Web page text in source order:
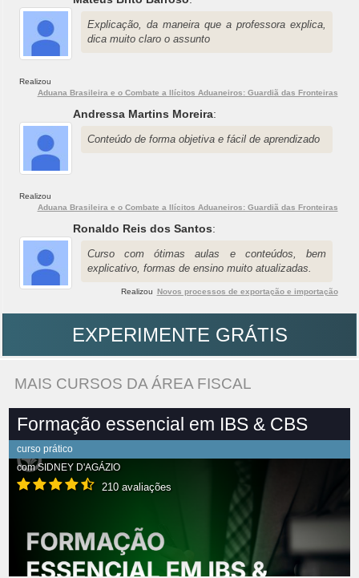
Explicação, da maneira que a professora explica,
dica muito claro o assunto
Realizou
Aduana Brasileira e o Combate a Ilícitos Aduaneiros: Guardiã das Fronteiras
Andressa Martins Moreira:
Conteúdo de forma objetiva e fácil de aprendizado
Realizou
Aduana Brasileira e o Combate a Ilícitos Aduaneiros: Guardiã das Fronteiras
Ronaldo Reis dos Santos:
Curso com ótimas aulas e conteúdos, bem
explicativo, formas de ensino muito atualizadas.
Realizou Novos processos de exportação e importação
EXPERIMENTE GRÁTIS
MAIS CURSOS DA ÁREA FISCAL
Formação essencial em IBS & CBS
curso prático
comSIDNEY D'AGÁZIO
210 avaliações